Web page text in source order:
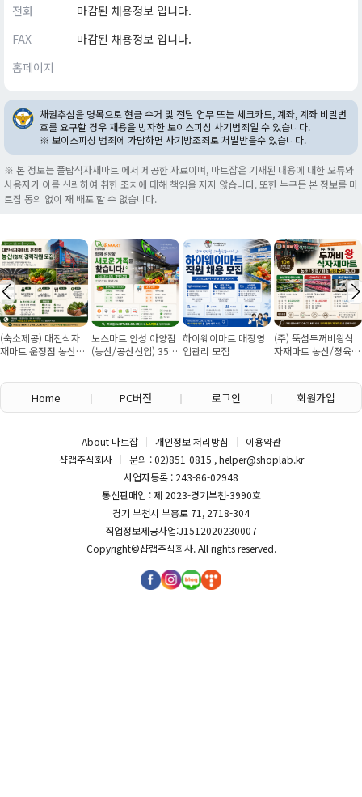
전화
마감된 채용정보 입니다.
FAX
마감된 채용정보 입니다.
홈페이지
채권추심을 명목으로 현금 수거 및 전달 업무 또는 체크카드, 계좌, 계좌 비밀번
호를 요구할 경우 채용을 빙자한 보이스피싱 사기범죄일 수 있습니다.
※ 보이스피싱 범죄에 가담하면 사기방조죄로 처벌받을수 있습니다.
※ 본 정보는 폴탑식자재마트 에서 제공한 자료이며, 마트잡은 기재된 내용에 대한 오류와
사용자가 이를 신뢰하여 취한 조치에 대해 책임을 지지 않습니다. 또한 누구든 본 정보를 마
트잡 동의 없이 재 배포 할 수 없습니다.
(숙소제공) 대진식자
재마트 운정점 농산경
노스마트 안성 아양점
(농산/공산신입) 355
하이웨이마트 매장영
업관리 모집
(주) 뚝섬두꺼비왕식
자재마트 농산/졍육/
Home PC버전 로그인 회원가입
About 마트잡 개인정보 처리방침
이용약관
샵랩주식회사
문의 : 02)851-0815 , helper@shoplab.kr
사업자등록 : 243-86-02948
통신판매업 : 제 2023-경기부천-3990호
경기 부천시 부흥로 71, 2718-304
직업정보제공사업:J1512020230007
Copyright©샵랩주식회사. All rights reserved.